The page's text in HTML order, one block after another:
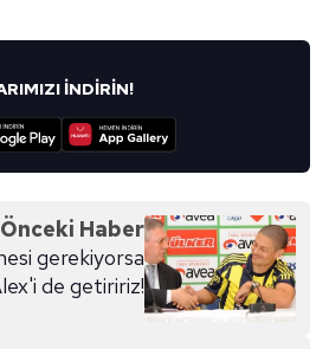
İNDİRİN!
Önceki Haber
gerekiyorsa
de getiririz!